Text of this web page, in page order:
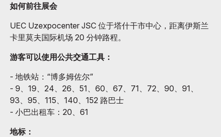
如何前往展会
UEC Uzexpocenter JSC 位于塔什干市中心，距离伊斯兰
卡里莫夫国际机场 20 分钟路程。
游客可以使用公共交通工具：
- 地铁站：“博多姆佐尔”
- 9、19、24、26、51、60、67、71、72、90、91、
93、95、115、140、152 路巴士
- 小巴出租车：20、61
地标：